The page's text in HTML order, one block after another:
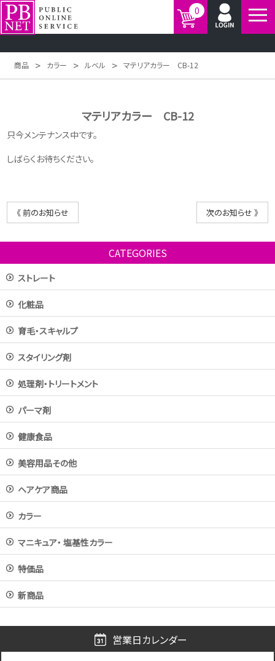
0
商品 > カラー > ルベル > マテリアカラー CB-12
マテリアカラー CB-12
只今メンテナンス中です。
しばらくお待ちください。
《 前のお知らせ 次のお知らせ 》
CATEGORIES
ストレート
化粧品
育毛・スキャルプ
スタイリング剤
処理剤・トリートメント
パーマ剤
健康食品
美容用品その他
ヘアケア商品
カラー
マニキュア・ 塩基性カラー
特価品
新商品
営業日カレンダー